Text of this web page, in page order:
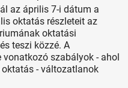
az április 7-i dátum a
oktatás részleteit az
oktatási
teszi közzé. A
vonatkozó szabályok - ahol
- változatlanok